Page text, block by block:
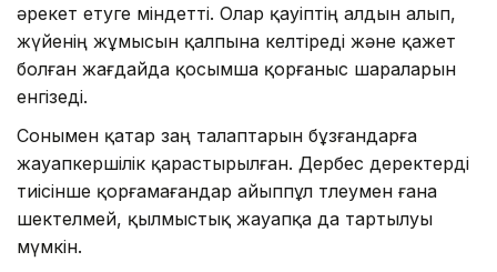
әрекет етуге міндетті. Олар қауіптің алдын алып,
жүйенің жұмысын қалпына келтіреді және қажет
болған жағдайда қосымша қорғаныс шараларын
енгізеді.
Сонымен қатар заң талаптарын бұзғандарға
жауапкершілік қарастырылған. Дербес деректерді
тиісінше қорғамағандар айыппұл төлеумен ғана
шектелмей, қылмыстық жауапқа да тартылуы
мүмкін.